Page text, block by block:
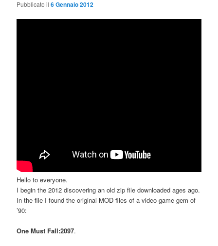
Pubblicato il6 Gennaio 2012
Hello to everyone.
I begin the 2012 discovering an old zip file downloaded ages ago.
In the file I found the original MOD files of a video game gem of
’90:
One Must Fall:2097.